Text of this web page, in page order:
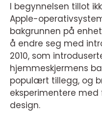
I begynnelsen tillot
Apple-
bakgrunnen på
å endre seg med
2010, som
hjemmeskjermens
populært tillegg, og
eksperimentere med
design.